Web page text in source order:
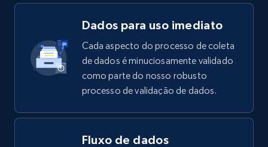
Dados para uso imediato
Cada aspecto do processo de coleta
de dados é minuciosamente validado
como parte do nosso robusto
processo de validação de dados.
Fluxo de dados